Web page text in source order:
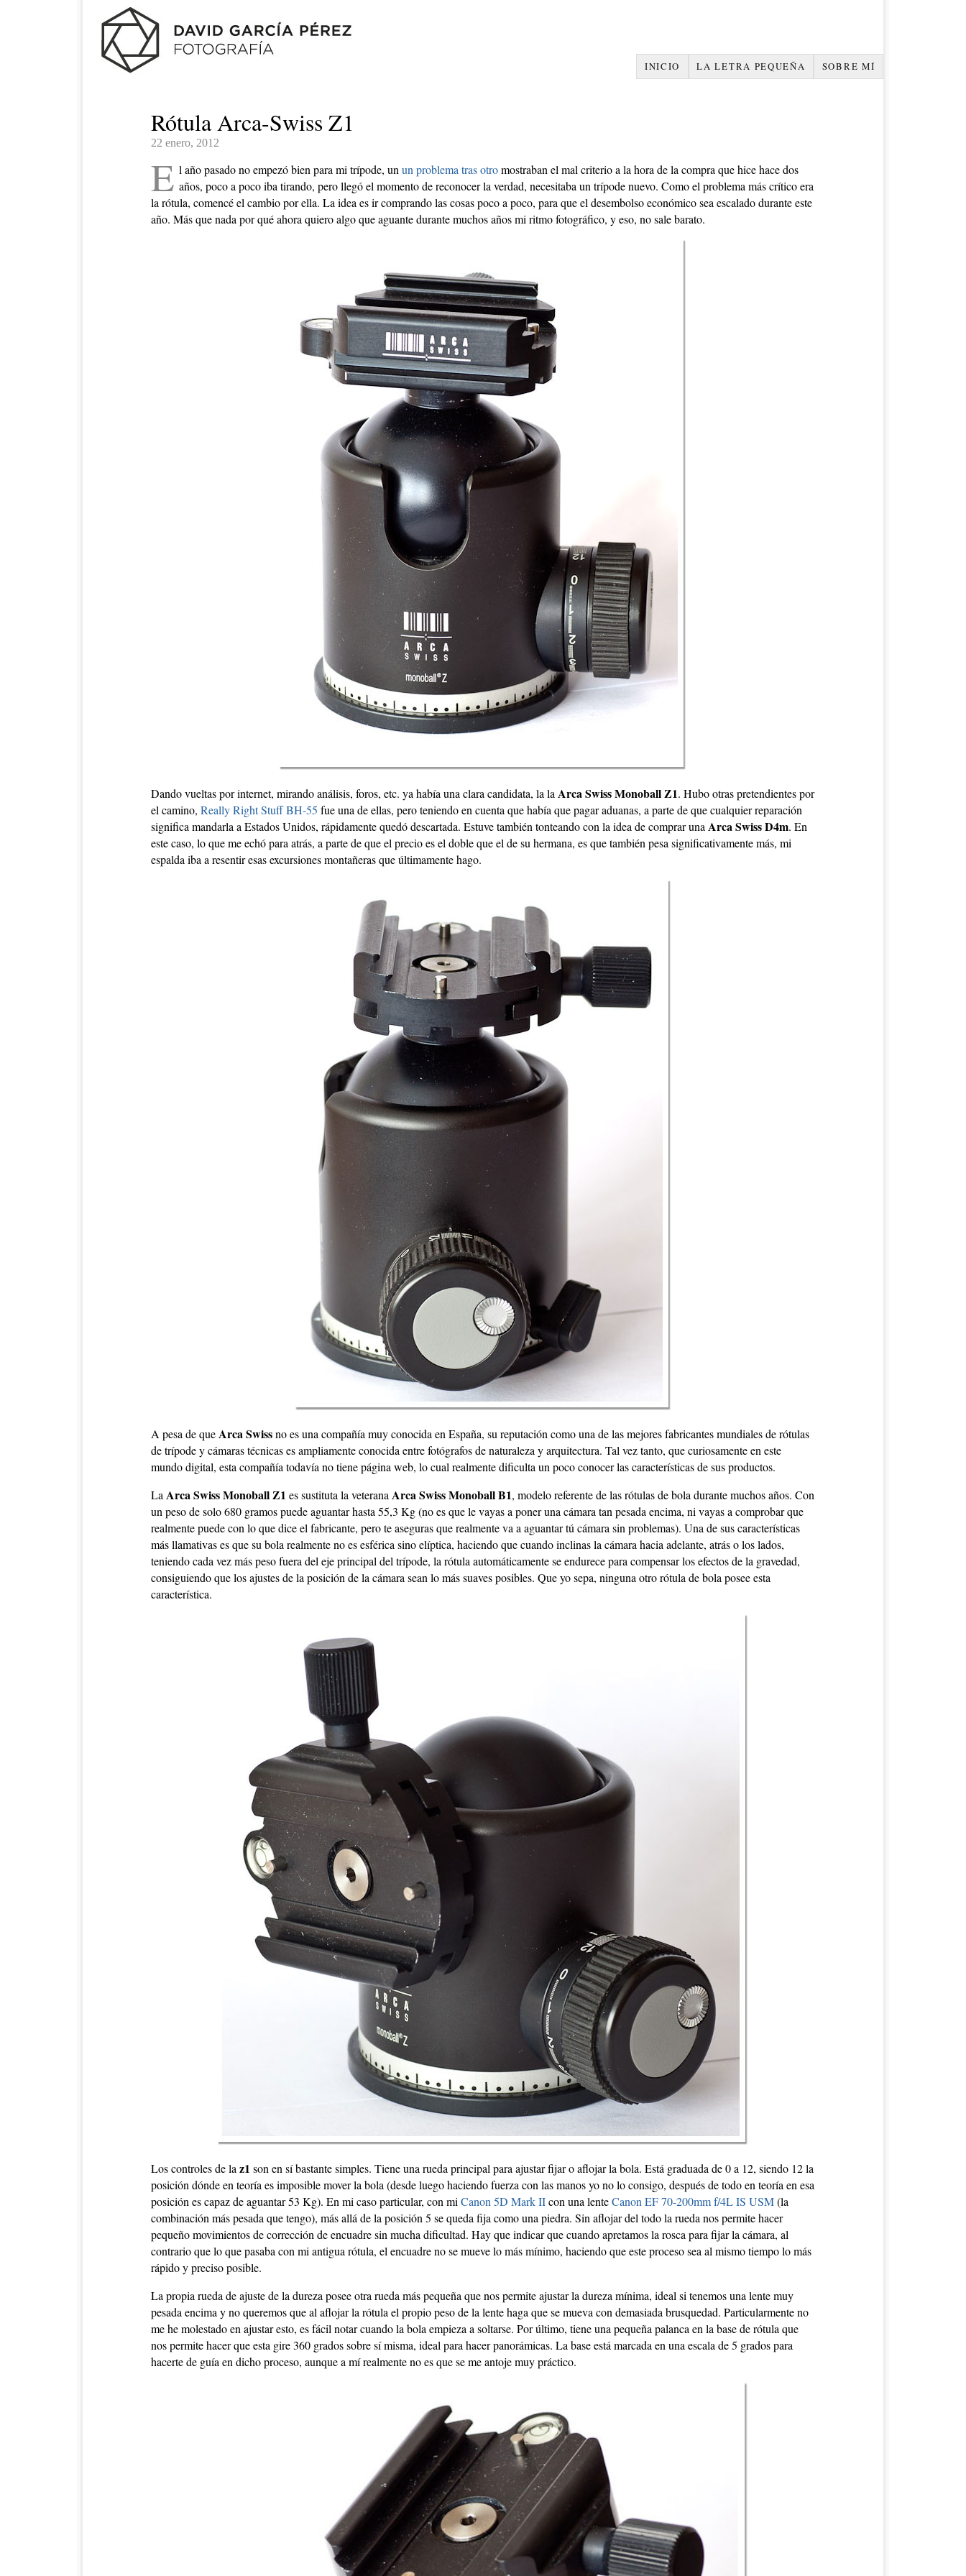
INICIO LA LETRA PEQUEÑA SOBRE MÍ
Rótula Arca-Swiss Z1
22 enero, 2012
E l año pasado no empezó bien para mi trípode, unun problema tras otromostraban el mal criterio a la hora de la compra que hice hace dos
años, poco a poco iba tirando, pero llegó el momento de reconocer la verdad, necesitaba un trípode nuevo. Como el problema más crítico era
la rótula, comencé el cambio por ella. La idea es ir comprando las cosas poco a poco, para que el desembolso económico sea escalado durante este
año. Más que nada por qué ahora quiero algo que aguante durante muchos años mi ritmo fotográfico, y eso, no sale barato.
Dando vueltas por internet, mirando análisis, foros, etc. ya había una clara candidata, la laArca Swiss Monoball Z1. Hubo otras pretendientes por
el camino, Really Right Stuff BH-55 fue una de ellas, pero teniendo en cuenta que había que pagar aduanas, a parte de que cualquier reparación
significa mandarla a Estados Unidos, rápidamente quedó descartada. Estuve también tonteando con la idea de comprar unaArca Swiss D4m. En
este caso, lo que me echó para atrás, a parte de que el precio es el doble que el de su hermana, es que también pesa significativamente más, mi
espalda iba a resentir esas excursiones montañeras que últimamente hago.
A pesa de queArca Swissno es una compañía muy conocida en España, su reputación como una de las mejores fabricantes mundiales de rótulas
de trípode y cámaras técnicas es ampliamente conocida entre fotógrafos de naturaleza y arquitectura. Tal vez tanto, que curiosamente en este
mundo digital, esta compañía todavía no tiene página web, lo cual realmente dificulta un poco conocer las características de sus productos.
LaArca Swiss Monoball Z1 es sustituta la veteranaArca Swiss Monoball B1, modelo referente de las rótulas de bola durante muchos años. Con
un peso de solo 680 gramos puede aguantar hasta 55,3 Kg (no es que le vayas a poner una cámara tan pesada encima, ni vayas a comprobar que
realmente puede con lo que dice el fabricante, pero te aseguras que realmente va a aguantar tú cámara sin problemas). Una de sus características
más llamativas es que su bola realmente no es esférica sino elíptica, haciendo que cuando inclinas la cámara hacia adelante, atrás o los lados,
teniendo cada vez más peso fuera del eje principal del trípode, la rótula automáticamente se endurece para compensar los efectos de la gravedad,
consiguiendo que los ajustes de la posición de la cámara sean lo más suaves posibles. Que yo sepa, ninguna otro rótula de bola posee esta
característica.
Los controles de laz1 son en sí bastante simples. Tiene una rueda principal para ajustar fijar o aflojar la bola. Está graduada de 0 a 12, siendo 12 la
posición dónde en teoría es imposible mover la bola (desde luego haciendo fuerza con las manos yo no lo consigo, después de todo en teoría en esa
posición es capaz de aguantar 53 Kg). En mi caso particular, con miCanon 5D Mark IIcon una lenteCanon EF 70-200mm f/4L IS USM(la
combinación más pesada que tengo), más allá de la posición 5 se queda fija como una piedra. Sin aflojar del todo la rueda nos permite hacer
pequeño movimientos de corrección de encuadre sin mucha dificultad. Hay que indicar que cuando apretamos la rosca para fijar la cámara, al
contrario que lo que pasaba con mi antigua rótula, el encuadre no se mueve lo más mínimo, haciendo que este proceso sea al mismo tiempo lo más
rápido y preciso posible.
La propia rueda de ajuste de la dureza posee otra rueda más pequeña que nos permite ajustar la dureza mínima, ideal si tenemos una lente muy
pesada encima y no queremos que al aflojar la rótula el propio peso de la lente haga que se mueva con demasiada brusquedad. Particularmente no
me he molestado en ajustar esto, es fácil notar cuando la bola empieza a soltarse. Por último, tiene una pequeña palanca en la base de rótula que
nos permite hacer que esta gire 360 grados sobre sí misma, ideal para hacer panorámicas. La base está marcada en una escala de 5 grados para
hacerte de guía en dicho proceso, aunque a mí realmente no es que se me antoje muy práctico.